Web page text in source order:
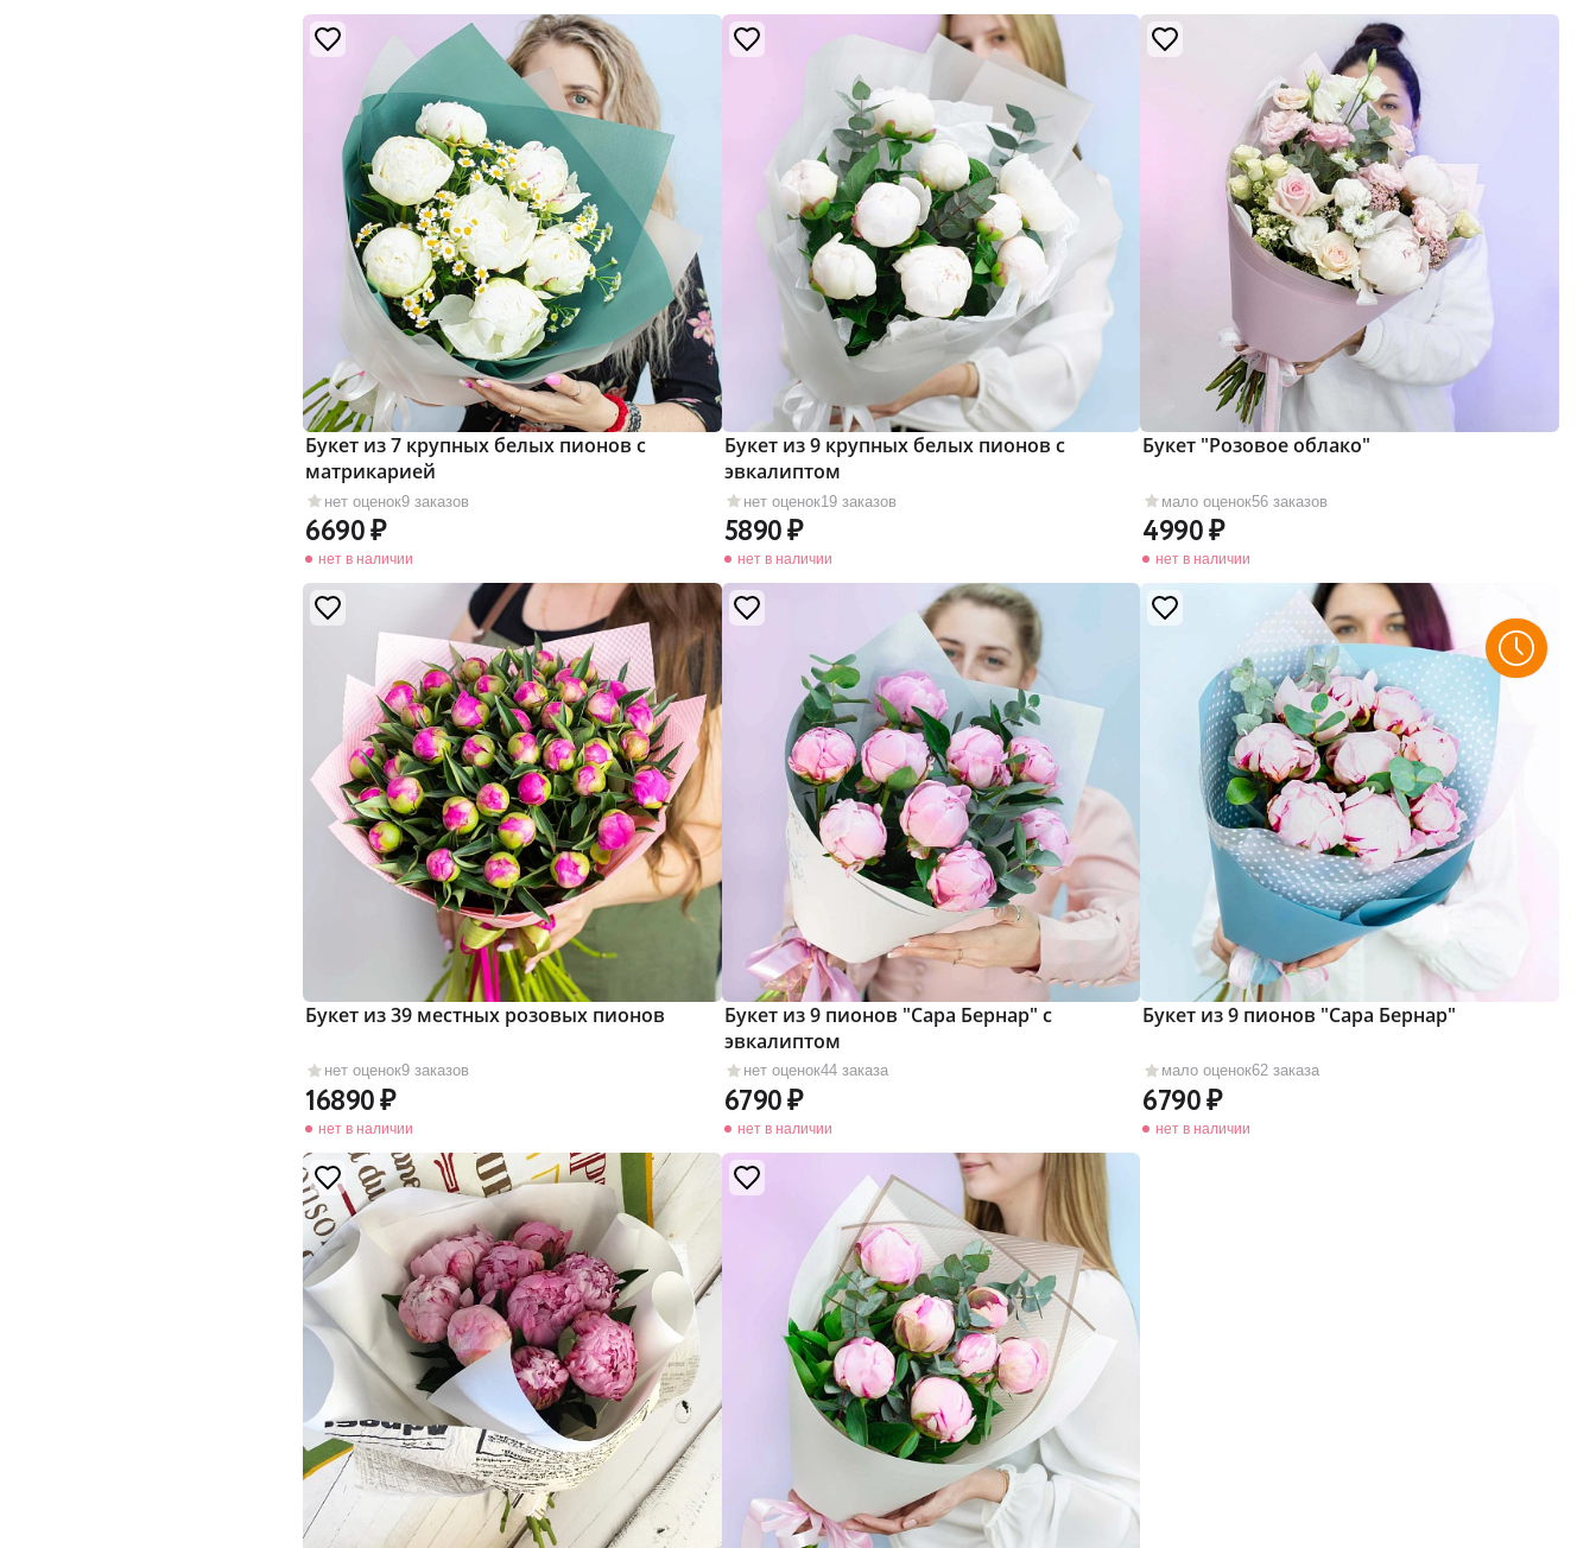
нет оценок9 заказов
Букет из 7 крупных белых пионов с
матрикарией
6690
нет в наличии
нет оценок19 заказов
Букет из 9 крупных белых пионов с
эвкалиптом
5890
нет в наличии
мало оценок56 заказов
Букет "Розовое облако"
4990
нет в наличии
нет оценок9 заказов
Букет из 39 местных розовых пионов
16890
нет в наличии
нет оценок44 заказа
Букет из 9 пионов "Сара Бернар" c
эвкалиптом
6790
нет в наличии
мало оценок62 заказа
Букет из 9 пионов "Сара Бернар"
6790
нет в наличии